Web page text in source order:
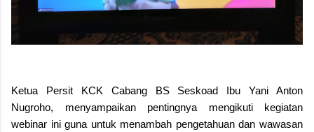
Ketua Persit KCK Cabang BS Seskoad Ibu Yani Anton
Nugroho, menyampaikan pentingnya mengikuti kegiatan
webinar ini guna untuk menambah pengetahuan dan wawasan